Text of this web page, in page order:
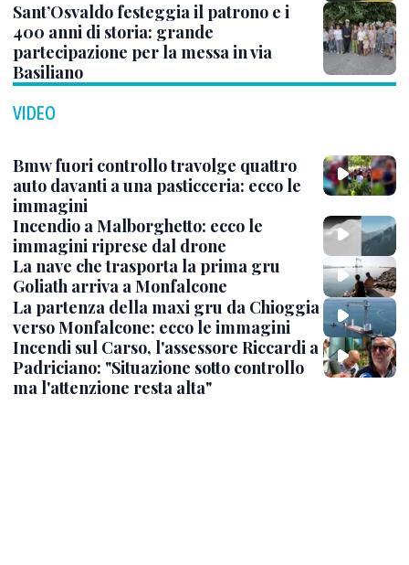
Sant’Osvaldo festeggia il patrono e i
400 anni di storia: grande
partecipazione per la messa in via
Basiliano
VIDEO
Bmw fuori controllo travolge quattro
auto davanti a una pasticceria: ecco le
immagini
Incendio a Malborghetto: ecco le
immagini riprese dal drone
La nave che trasporta la prima gru
Goliath arriva a Monfalcone
La partenza della maxi gru da Chioggia
verso Monfalcone: ecco le immagini
Incendi sul Carso, l'assessore Riccardi a
Padriciano: "Situazione sotto controllo
ma l'attenzione resta alta"